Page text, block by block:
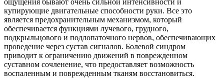
купирующие двигательные способности руки. Все это
является предохранительным механизмом, который
обеспечивается функциями лучевого, грудного,
подкрыльцового и подлопаточного нервов, обеспечивающих
проведение через сустав сигналов. Болевой синдром
приводит к ограничению движений в поврежденном
суставном сочленение, что предоставляет возможность
воспаленным и поврежденным тканям восстановиться.